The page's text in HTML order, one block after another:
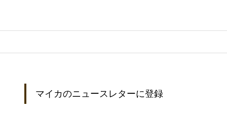
マイカのニュースレターに登録